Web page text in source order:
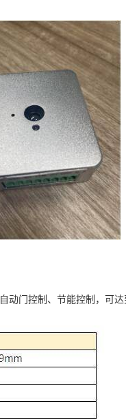
门控制、节能控制，可达